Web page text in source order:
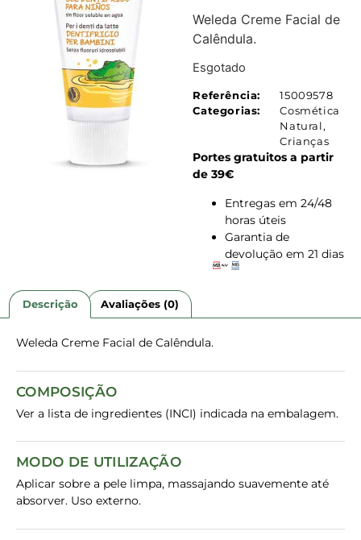
Weleda Creme Facial de
Calêndula.
Esgotado
Referência:
15009578
Categorias:
Cosmética
Natural,
Crianças
Portes gratuitos a partir
de 39€
Entregas em 24/48
horas úteis
Garantia de
devolução em 21 dias
Descrição Avaliações (0)
Weleda Creme Facial de Calêndula.
COMPOSIÇÃO
Ver a lista de ingredientes (INCI) indicada na embalagem.
MODO DE UTILIZAÇÃO
Aplicar sobre a pele limpa, massajando suavemente até
absorver. Uso externo.